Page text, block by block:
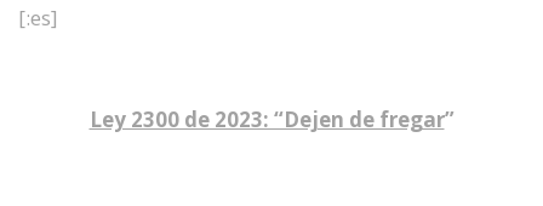
[:es]
Ley 2300 de 2023: “Dejen de fregar”